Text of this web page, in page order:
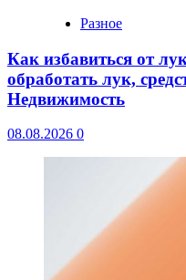
Разное
Как избавиться от
обработать лук,
Недвижимость
08.08.2026 0